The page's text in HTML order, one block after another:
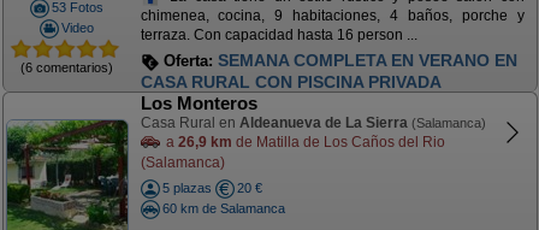
53 Fotos
Video
(6 comentarios)
chimenea, cocina, 9 habitaciones, 4 baños, porche y
terraza. Con capacidad hasta 16 person ...
Oferta: SEMANA COMPLETA EN VERANO EN
CASA RURAL CON PISCINA PRIVADA
Los Monteros
Casa Rural en Aldeanueva de La Sierra (Salamanca)
a 26,9 km de Matilla de Los Caños del Rio
(Salamanca)
5 plazas
20 €
60 km de Salamanca